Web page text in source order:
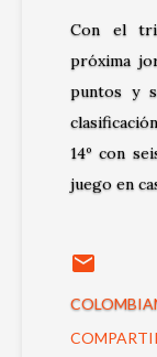
Con el
próxima
puntos y
14º con
juego en